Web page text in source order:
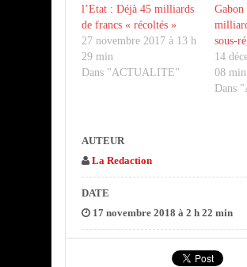
l’Etat : Déjà 45 milliards
de francs « récoltés »
27 novembre 2017 à 13 h
29 min
Dans "ACTUALITE"
Gabon
sous-
14
08 min
Dans
AUTEUR
La Redaction
DATE
17 novembre 2018 à 2 h 22 min